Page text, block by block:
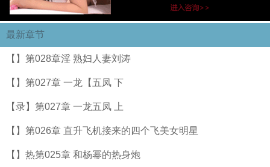
最新章节
【】第028章淫 熟妇人妻刘涛
【】第027章 一龙【五凤 下
【录】第027章 一龙五凤 上
【】第026章 直升飞机接来的四个飞美女明星
【】热第025章 和杨幂的热身炮